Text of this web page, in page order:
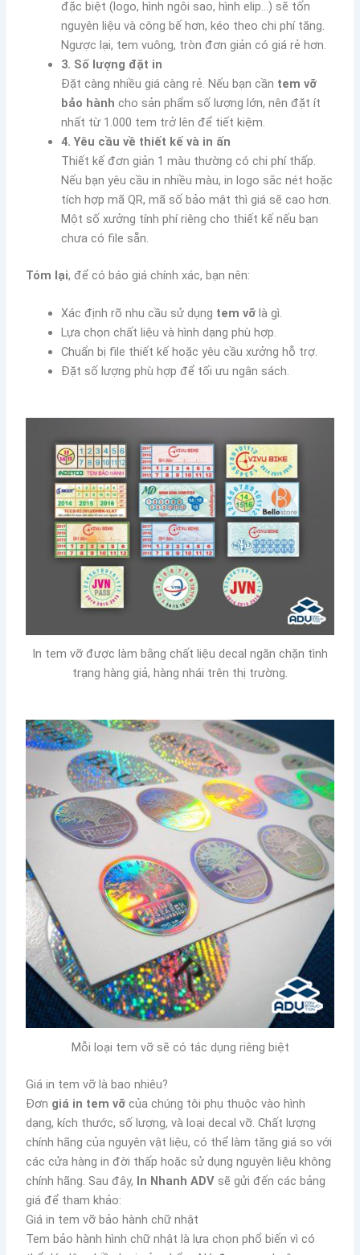
đặc biệt (logo, hình ngôi sao, hình elip…) sẽ tốn
nguyên liệu và công bế hơn, kéo theo chi phí tăng.
Ngược lại, tem vuông, tròn đơn giản có giá rẻ hơn.
3. Số lượng đặt in
Đặt càng nhiều giá càng rẻ. Nếu bạn cần tem vỡ
bảo hành cho sản phẩm số lượng lớn, nên đặt ít
nhất từ 1.000 tem trở lên để tiết kiệm.
4. Yêu cầu về thiết kế và in ấn
Thiết kế đơn giản 1 màu thường có chi phí thấp.
Nếu bạn yêu cầu in nhiều màu, in logo sắc nét hoặc
tích hợp mã QR, mã số bảo mật thì giá sẽ cao hơn.
Một số xưởng tính phí riêng cho thiết kế nếu bạn
chưa có file sẵn.
Tóm lại, để có báo giá chính xác, bạn nên:
Xác định rõ nhu cầu sử dụng tem vỡ là gì.
Lựa chọn chất liệu và hình dạng phù hợp.
Chuẩn bị file thiết kế hoặc yêu cầu xưởng hỗ trợ.
Đặt số lượng phù hợp để tối ưu ngân sách.
In tem vỡ được làm bằng chất liệu decal ngăn chặn tình
trạng hàng giả, hàng nhái trên thị trường.
Mỗi loại tem vỡ sẽ có tác dụng riêng biệt
Giá in tem vỡ là bao nhiêu?
Đơn giá in tem vỡ của chúng tôi phụ thuộc vào hình
dạng, kích thước, số lượng, và loại decal vỡ. Chất lượng
chính hãng của nguyên vật liệu, có thể làm tăng giá so với
các cửa hàng in đời thấp hoặc sử dụng nguyên liệu không
chính hãng. Sau đây, In Nhanh ADV sẽ gửi đến các bảng
giá để tham khảo:
Giá in tem vỡ bảo hành chữ nhật
Tem bảo hành hình chữ nhật là lựa chọn phổ biến vì có